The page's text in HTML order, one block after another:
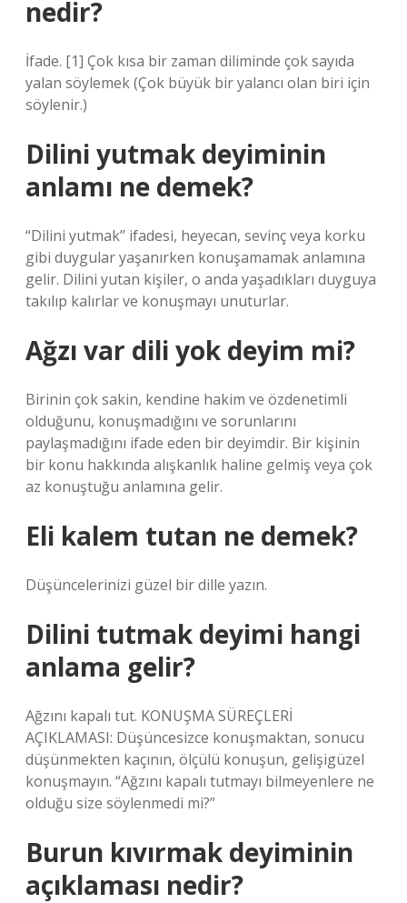
nedir?
İfade. [1] Çok kısa bir zaman diliminde çok sayıda
yalan söylemek (Çok büyük bir yalancı olan biri için
söylenir.)
Dilini yutmak deyiminin
anlamı ne demek?
“Dilini yutmak” ifadesi, heyecan, sevinç veya korku
gibi duygular yaşanırken konuşamamak anlamına
gelir. Dilini yutan kişiler, o anda yaşadıkları duyguya
takılıp kalırlar ve konuşmayı unuturlar.
Ağzı var dili yok deyim mi?
Birinin çok sakin, kendine hakim ve özdenetimli
olduğunu, konuşmadığını ve sorunlarını
paylaşmadığını ifade eden bir deyimdir. Bir kişinin
bir konu hakkında alışkanlık haline gelmiş veya çok
az konuştuğu anlamına gelir.
Eli kalem tutan ne demek?
Düşüncelerinizi güzel bir dille yazın.
Dilini tutmak deyimi hangi
anlama gelir?
Ağzını kapalı tut. KONUŞMA SÜREÇLERİ
AÇIKLAMASI: Düşüncesizce konuşmaktan, sonucu
düşünmekten kaçının, ölçülü konuşun, gelişigüzel
konuşmayın. “Ağzını kapalı tutmayı bilmeyenlere ne
olduğu size söylenmedi mi?”
Burun kıvırmak deyiminin
açıklaması nedir?